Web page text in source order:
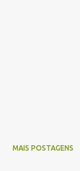
MAIS POSTAGENS